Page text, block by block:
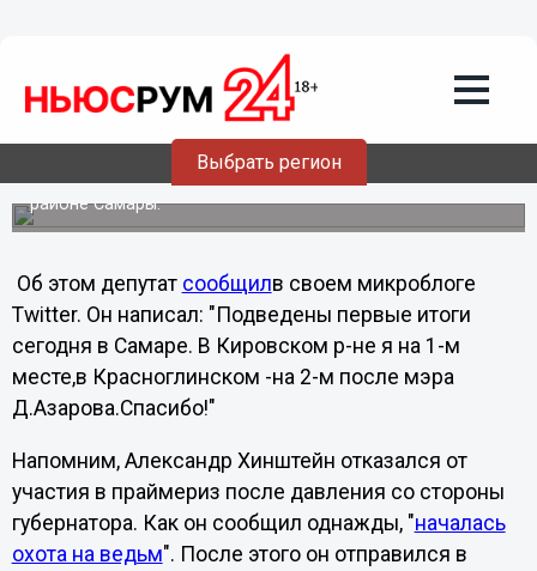
Выбрать регион
В Самаре Хинштейн лидирует в
праймериз
Депутат Государственной Думы Александр Хинштейн,
который неделю назад отказался от участия в
праймериз в Нижегородской области, занял первое
место в праймериз, который проходил в Кировском
районе Самары.
Об этом депутат сообщилв своем микроблоге
Twitter. Он написал: "Подведены первые итоги
сегодня в Самаре. В Кировском р-не я на 1-м
месте,в Красноглинском -на 2-м после мэра
Д.Азарова.Спасибо!"
Напомним, Александр Хинштейн отказался от
участия в праймериз после давления со стороны
губернатора. Как он сообщил однажды, "началась
охота на ведьм". После этого он отправился в